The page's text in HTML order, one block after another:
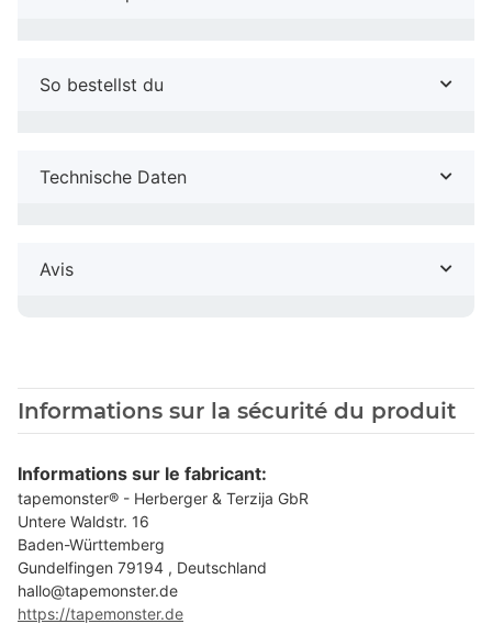
So bestellst du
Technische Daten
Avis
Informations sur la sécurité du produit
Informations sur le fabricant:
tapemonster® - Herberger & Terzija GbR
Untere Waldstr. 16
Baden-Württemberg
Gundelfingen 79194 , Deutschland
hallo@tapemonster.de
https://tapemonster.de